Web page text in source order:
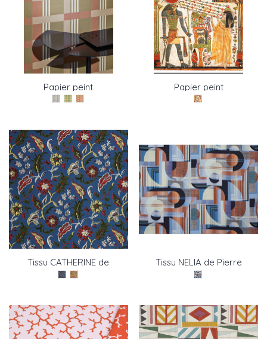
Papier peint
MELBOURNE de Pierre
Papier peint
panoramique TAPERET
Tissu CATHERINE de
Pierre Frey
Tissu NELIA de Pierre
Frey